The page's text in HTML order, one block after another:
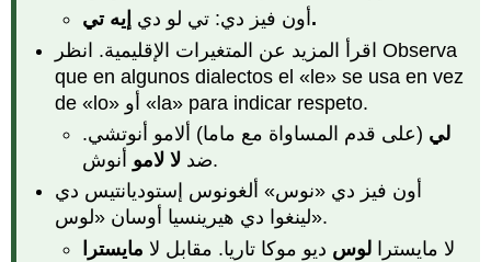
أون فيز دي: تي لو دي إيه تي.
اقرأ المزيد عن المتغيرات الإقليمية. انظر Observa
que en algunos dialectos el «le» se usa en vez
de «lo» أو «la» para indicar respeto.
لي (على قدم المساواة مع ماما) ألامو أنوتشي.
ضدلا لامو
أنوش.
أون فيز دي «نوس» ألغونوس إستوديانتيس دي
لينغوا دي هيرينسيا أوسان «لوس».
لا مايسترالوس ديو موكا تاريا. مقابل لا مايسترا